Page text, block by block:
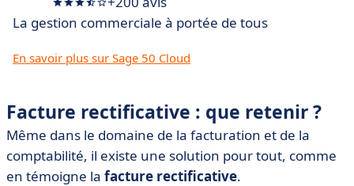
La gestion commerciale à portée de tous
En savoir plus sur Sage 50 Cloud
Facture rectificative : que retenir ?
Même dans le domaine de la facturation et de la
comptabilité, il existe une solution pour tout, comme
en témoigne la facture rectificative.